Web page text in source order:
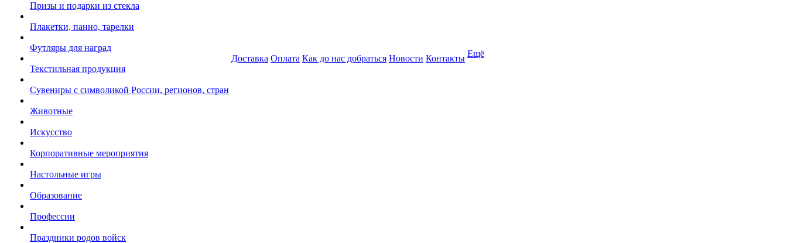
Призы и подарки из стекла
Плакетки, панно, тарелки
Футляры для наград
Текстильная продукция
Сувениры с символикой России, регионов, стран
Животные
Искусство
Корпоративные мероприятия
Настольные игры
Образование
Профессии
Праздники родов войск
Доставка Оплата Как до нас добраться Новости Контакты Ещё